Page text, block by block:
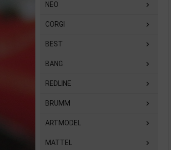
NEO
CORGI
BEST
BANG
REDLINE
BRUMM
ARTMODEL
MATTEL